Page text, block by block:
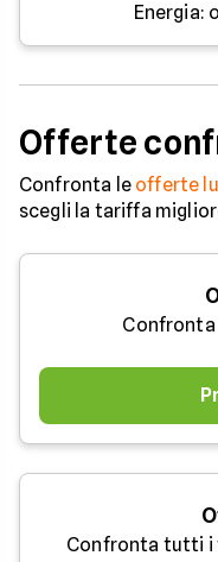
Energia:
Offerte
Confronta le offerte
scegli la tariffa
Confronta tutti i